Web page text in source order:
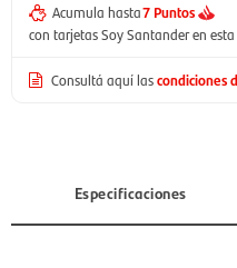
Acumula hasta7 Puntos
con tarjetas Soy Santander en
Consultá aquí lascondiciones
Especificaciones